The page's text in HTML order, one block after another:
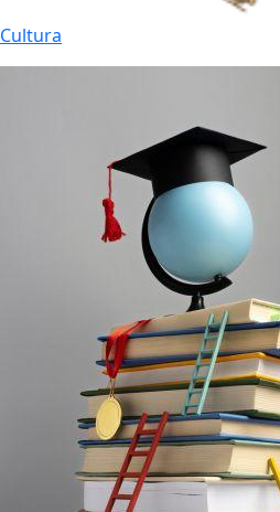
Cultura